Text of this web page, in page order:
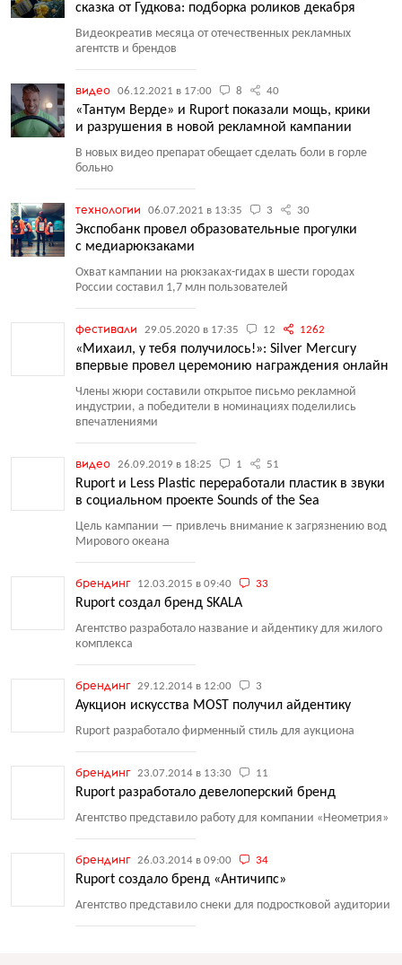
сказка от Гудкова: подборка роликов декабря
Видеокреатив месяца от отечественных рекламных
агентств и брендов
видео 06.12.2021 в 17:00 8 40
«Тантум Верде» и Ruport показали мощь, крики
и разрушения в новой рекламной кампании
В новых видео препарат обещает сделать боли в горле
больно
технологии 06.07.2021 в 13:35 3 30
Экспобанк провел образовательные прогулки
с медиарюкзаками
Охват кампании на рюкзаках-гидах в шести городах
России составил 1,7 млн пользователей
фестивали 29.05.2020 в 17:35 12 1262
«Михаил, у тебя получилось!»: Silver Mercury
впервые провел церемонию награждения онлайн
Члены жюри составили открытое письмо рекламной
индустрии, а победители в номинациях поделились
впечатлениями
видео 26.09.2019 в 18:25 1 51
Ruport и Less Plastic переработали пластик в звуки
в социальном проекте Sounds of the Sea
Цель кампании — привлечь внимание к загрязнению вод
Мирового океана
брендинг 12.03.2015 в 09:40 33
Ruport создал бренд SKALA
Агентство разработало название и айдентику для жилого
комплекса
брендинг 29.12.2014 в 12:00 3
Аукцион искусства MOST получил айдентику
Ruport разработало фирменный стиль для аукциона
брендинг 23.07.2014 в 13:30 11
Ruport разработало девелоперский бренд
Агентство представило работу для компании «Неометрия»
брендинг 26.03.2014 в 09:00 34
Ruport создало бренд «Античипс»
Агентство представило снеки для подростковой аудитории